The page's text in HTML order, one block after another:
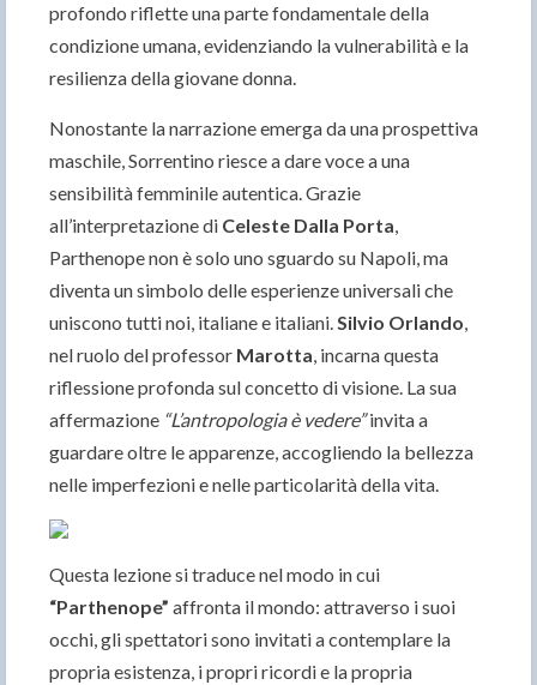
profondo riflette una parte fondamentale della
condizione umana, evidenziando la vulnerabilità e la
resilienza della giovane donna.
Nonostante la narrazione emerga da una prospettiva
maschile, Sorrentino riesce a dare voce a una
sensibilità femminile autentica. Grazie
all’interpretazione di Celeste Dalla Porta,
Parthenope non è solo uno sguardo su Napoli, ma
diventa un simbolo delle esperienze universali che
uniscono tutti noi, italiane e italiani.Silvio Orlando,
nel ruolo del professor Marotta, incarna questa
riflessione profonda sul concetto di visione. La sua
affermazione “L’antropologia è vedere”invita a
guardare oltre le apparenze, accogliendo la bellezza
nelle imperfezioni e nelle particolarità della vita.
Questa lezione si traduce nel modo in cui
“Parthenope” affronta il mondo: attraverso i suoi
occhi, gli spettatori sono invitati a contemplare la
propria esistenza, i propri ricordi e la propria